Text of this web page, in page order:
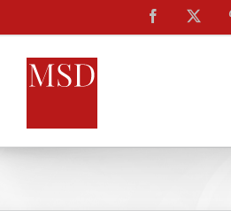
al
contenuto
Facebook